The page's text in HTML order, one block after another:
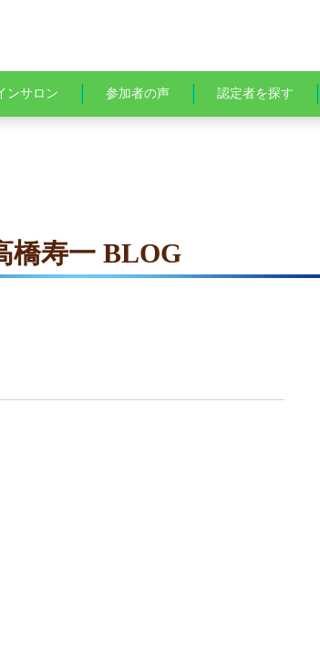
ンサロン 参加者の声 認定者を探す
橋寿一 BLOG